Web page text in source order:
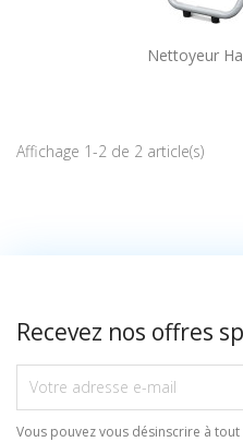
Nettoyeur
Affichage 1-2 de 2 article(s)
Recevez nos offres
Vous pouvez vous désinscrire à